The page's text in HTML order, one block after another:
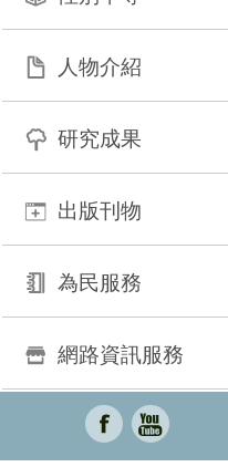
人物介紹
研究成果
出版刊物
為民服務
網路資訊服務